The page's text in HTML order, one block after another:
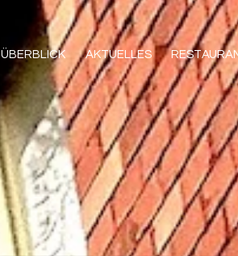
ÜBERBLICK AKTUELLES